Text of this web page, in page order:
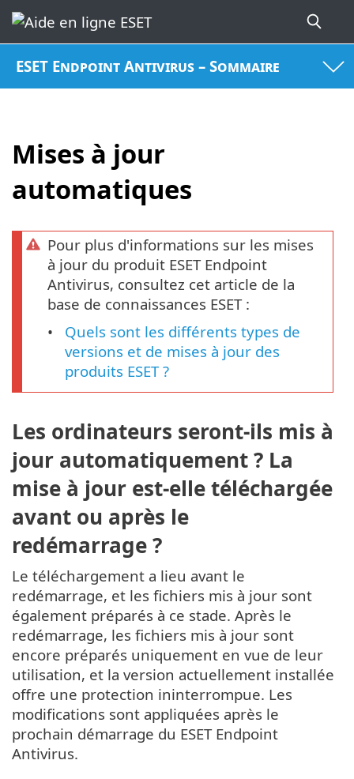
ESET Endpoint Antivirus – Sommaire
Mises à jour
automatiques
Pour plus d'informations sur les mises
à jour du produit ESET Endpoint
Antivirus, consultez cet article de la
base de connaissances ESET :
Quels sont les différents types de
versions et de mises à jour des
produits ESET ?
Les ordinateurs seront-ils mis à
jour automatiquement ? La
mise à jour est-elle téléchargée
avant ou après le
redémarrage ?
Le téléchargement a lieu avant le
redémarrage, et les fichiers mis à jour sont
également préparés à ce stade. Après le
redémarrage, les fichiers mis à jour sont
encore préparés uniquement en vue de leur
utilisation, et la version actuellement installée
offre une protection ininterrompue. Les
modifications sont appliquées après le
prochain démarrage du ESET Endpoint
Antivirus.